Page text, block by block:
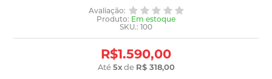
Avaliação:
Produto: Em estoque
SKU.: 100
R$1.590,00
Até5xde R$ 318,00